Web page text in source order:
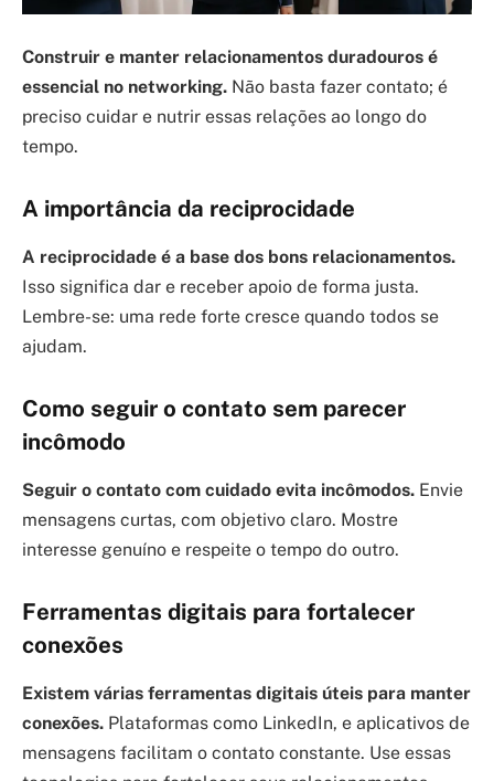
Construir e manter relacionamentos duradouros é
essencial no networking. Não basta fazer contato; é
preciso cuidar e nutrir essas relações ao longo do
tempo.
A importância da reciprocidade
A reciprocidade é a base dos bons relacionamentos.
Isso significa dar e receber apoio de forma justa.
Lembre-se: uma rede forte cresce quando todos se
ajudam.
Como seguir o contato sem parecer
incômodo
Seguir o contato com cuidado evita incômodos. Envie
mensagens curtas, com objetivo claro. Mostre
interesse genuíno e respeite o tempo do outro.
Ferramentas digitais para fortalecer
conexões
Existem várias ferramentas digitais úteis para manter
conexões. Plataformas como LinkedIn, e aplicativos de
mensagens facilitam o contato constante. Use essas